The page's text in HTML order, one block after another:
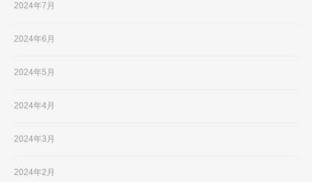
2024年7月
2024年6月
2024年5月
2024年4月
2024年3月
2024年2月